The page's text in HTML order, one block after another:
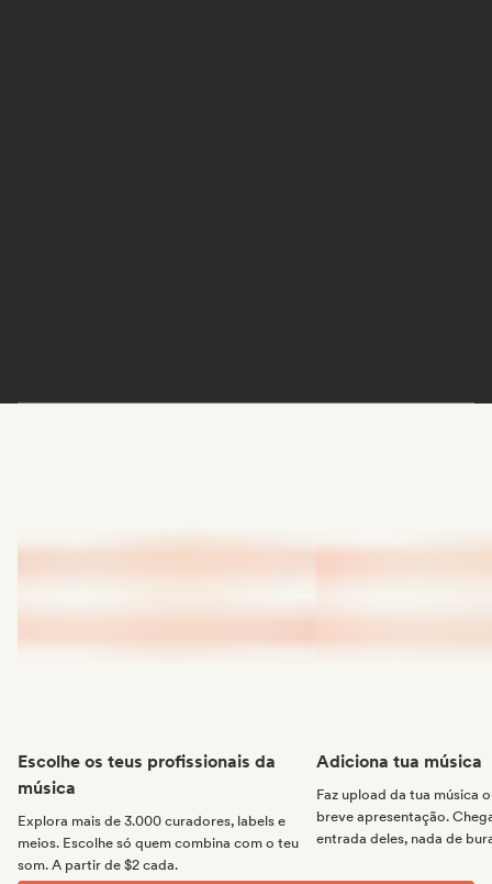
Escolhe os teus profissionais da
música
Explora mais de 3.000 curadores, labels e
meios. Escolhe só quem combina com o teu
som. A partir de $2 cada.
Adiciona tua música
Faz upload da tua música
breve apresentação.
entrada deles, nada de